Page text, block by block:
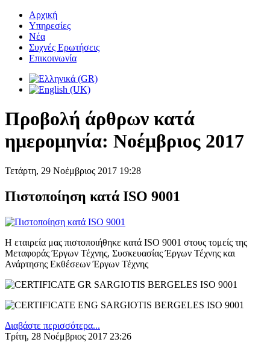
Αρχική
Υπηρεσίες
Νέα
Συχνές Ερωτήσεις
Επικοινωνία
Προβολή άρθρων κατά
ημερομηνία: Νοέμβριος 2017
Τετάρτη, 29 Νοέμβριος 2017 19:28
Πιστοποίηση κατά ISO 9001
Η εταιρεία μας πιστοποιήθηκε κατά ISO 9001 στους τομείς της
Μεταφοράς Έργων Τέχνης, Συσκευασίας Έργων Τέχνης και
Ανάρτησης Εκθέσεων Έργων Τέχνης
Διαβάστε περισσότερα...
Τρίτη, 28 Νοέμβριος 2017 23:26